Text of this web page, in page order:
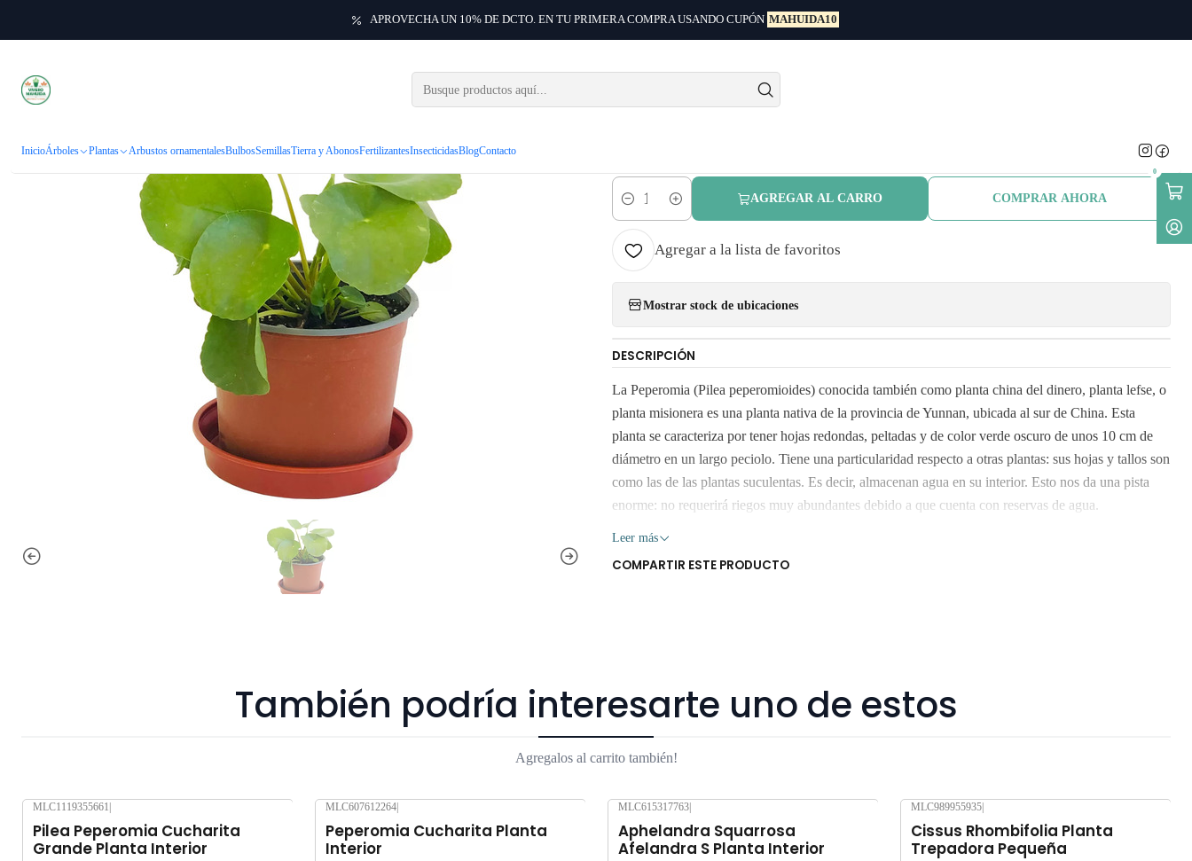
InicioÁrboles Plantas Arbustos ornamentalesBulbosSemillasTierra y AbonosFertilizantesInsecticidasBlogContacto
0
APROVECHA UN 10% DE DCTO. EN TU PRIMERA COMPRA USANDO CUPÓN MAHUIDA10
Inicio Plantas Plantas de interior Peperomia Cucharita / Pilea Peperomioides / Planta Interior
Peperomia Cucharita / Pilea
Peperomioides / Planta Interior
Cantidad
AGREGAR AL CARRO COMPRAR AHORA
Agregar a la lista de favoritos
Mostrar stock de ubicaciones
DESCRIPCIÓN
La Peperomia (Pilea peperomioides) conocida también como planta china del dinero, planta lefse, o
planta misionera es una planta nativa de la provincia de Yunnan, ubicada al sur de China. Esta
planta se caracteriza por tener hojas redondas, peltadas y de color verde oscuro de unos 10 cm de
diámetro en un largo peciolo. Tiene una particularidad respecto a otras plantas: sus hojas y tallos son
como las de las plantas suculentas. Es decir, almacenan agua en su interior. Esto nos da una pista
enorme: no requerirá riegos muy abundantes debido a que cuenta con reservas de agua.
evitar un tallo inclinado. Temperatura ideal: 18 a 25 grados. Riego: moderado, regar cuando la tierra
y plantas son seres vivos que al someterlos a viajes largos sin suficiente agua y luz o mucha
exposición al sol, pueden verse afectados seriamente. Despacho gratis por compras sobre $80.000.
Leer más
COMPARTIR ESTE PRODUCTO
También podría interesarte uno de estos
Agregalos al carrito también!
MLC1119355661
Pilea Peperomia Cucharita
Grande Planta Interior
MLC607612264
Peperomia Cucharita Planta
Interior
MLC615317763
Aphelandra Squarrosa
Afelandra S Planta Interior
MLC989955935
Cissus Rhombifolia Planta
Trepadora Pequeña